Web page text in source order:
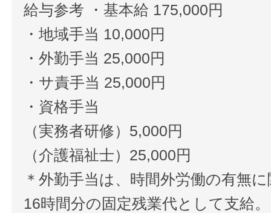
給与参考 ・基本給 175,000円
・地域手当 10,000円
・外勤手当 25,000円
・サ責手当 25,000円
・資格手当
（実務者研修）5,000円
（介護福祉士）25,000円
＊外勤手当は、時間外労働の有無
16時間分の固定残業代として支給。